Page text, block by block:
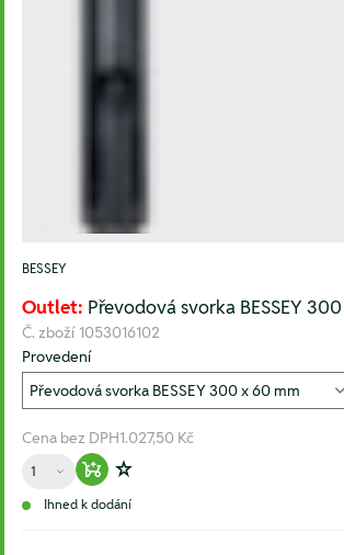
BESSEY
Outlet: Převodová svorka BESSEY
Č. zboží 1053016102
Provedení
Cena bez DPH1.027,50 Kč
Množství
Warenkorb hinzufügen
Zur Wunschliste hinzufügen
Ihned k dodání